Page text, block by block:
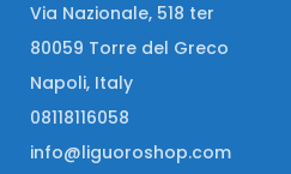
Via Nazionale, 518 ter
80059 Torre del Greco
Napoli, Italy
08118116058
info@liguoroshop.com